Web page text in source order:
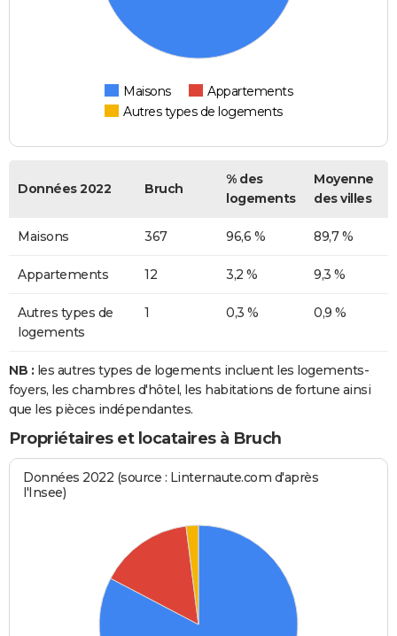
Maisons
Appartements
Autres types de logements
Données 2022 Bruch
% des
logements
Moyenne
des villes
Maisons 367 96,6 % 89,7 %
Appartements 12 3,2 % 9,3 %
Autres types de
logements
1 0,3 % 0,9 %
NB : les autres types de logements incluent les logements-
foyers, les chambres d'hôtel, les habitations de fortune ainsi
que les pièces indépendantes.
Propriétaires et locataires à Bruch
Données 2022 (source : Linternaute.com d'après
l'Insee)